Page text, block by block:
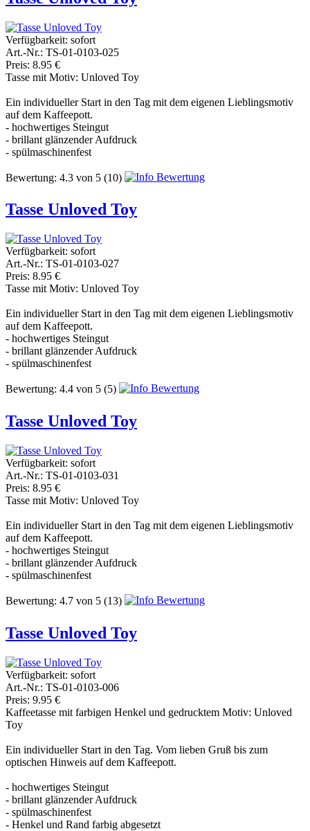
Verfügbarkeit: sofort
Art.-Nr.: TS-01-0103-025
Preis: 8.95 €
Tasse mit Motiv: Unloved Toy
Ein individueller Start in den Tag mit dem eigenen Lieblingsmotiv
auf dem Kaffeepott.
- hochwertiges Steingut
- brillant glänzender Aufdruck
- spülmaschinenfest
Bewertung: 4.3 von 5 (10)
Tasse Unloved Toy
Verfügbarkeit: sofort
Art.-Nr.: TS-01-0103-027
Preis: 8.95 €
Tasse mit Motiv: Unloved Toy
Ein individueller Start in den Tag mit dem eigenen Lieblingsmotiv
auf dem Kaffeepott.
- hochwertiges Steingut
- brillant glänzender Aufdruck
- spülmaschinenfest
Bewertung: 4.4 von 5 (5)
Tasse Unloved Toy
Verfügbarkeit: sofort
Art.-Nr.: TS-01-0103-031
Preis: 8.95 €
Tasse mit Motiv: Unloved Toy
Ein individueller Start in den Tag mit dem eigenen Lieblingsmotiv
auf dem Kaffeepott.
- hochwertiges Steingut
- brillant glänzender Aufdruck
- spülmaschinenfest
Bewertung: 4.7 von 5 (13)
Tasse Unloved Toy
Verfügbarkeit: sofort
Art.-Nr.: TS-01-0103-006
Preis: 9.95 €
Kaffeetasse mit farbigen Henkel und gedrucktem Motiv: Unloved
Toy
Ein individueller Start in den Tag. Vom lieben Gruß bis zum
optischen Hinweis auf dem Kaffeepott.
- hochwertiges Steingut
- brillant glänzender Aufdruck
- spülmaschinenfest
- Henkel und Rand farbig abgesetzt